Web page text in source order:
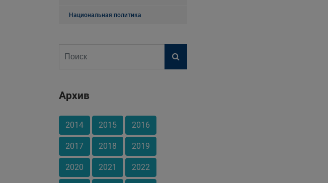
Национальная политика
Архив
2014 2015 2016
2017 2018 2019
2020 2021 2022